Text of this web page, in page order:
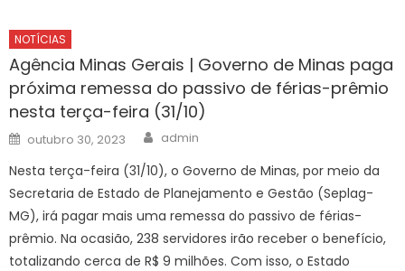
NOTÍCIAS
Agência Minas Gerais | Governo de Minas paga
próxima remessa do passivo de férias-prêmio
nesta terça-feira (31/10)
Posted
on
outubro 30, 2023 Author
admin
Nesta terça-feira (31/10), o Governo de Minas, por meio da
Secretaria de Estado de Planejamento e Gestão (Seplag-
MG), irá pagar mais uma remessa do passivo de férias-
prêmio. Na ocasião, 238 servidores irão receber o benefício,
totalizando cerca de R$ 9 milhões. Com isso, o Estado